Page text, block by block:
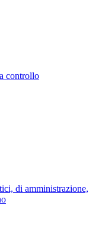
controllo
di amministrazione,